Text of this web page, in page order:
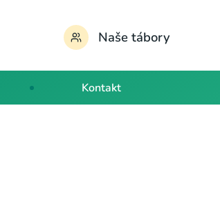
Naše tábory
Kontakt